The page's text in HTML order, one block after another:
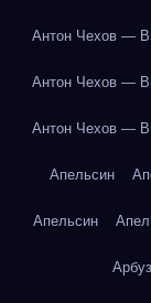
Антон Чехов —
Антон Чехов —
Антон Чехов —
Апельсин
Апельсин
Арбуз